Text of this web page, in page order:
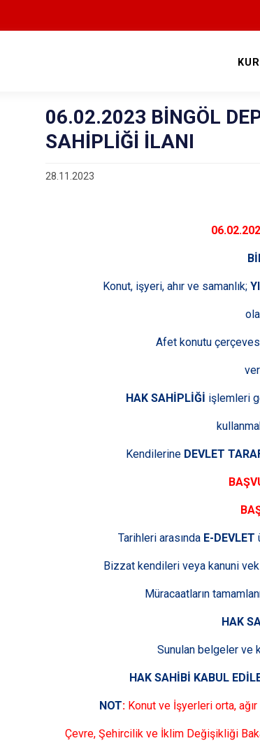
06.02.2023 BİNGÖL
SAHİPLİĞİ İLANI
28.11.2023
Konut, işyeri, ahır ve samanlık;
Afet konutu
HAK SAHİPLİĞİ işlemleri
Kendilerine DEVLET
Tarihleri arasında E-DEVLET
Bizzat kendileri veya kanuni
Müracaatların
HAK
Sunulan belgeler ve
HAK SAHİBİ KABUL
NOT: Konut ve İşyerleri orta,
Çevre, Şehircilik ve İklim Değişikliği